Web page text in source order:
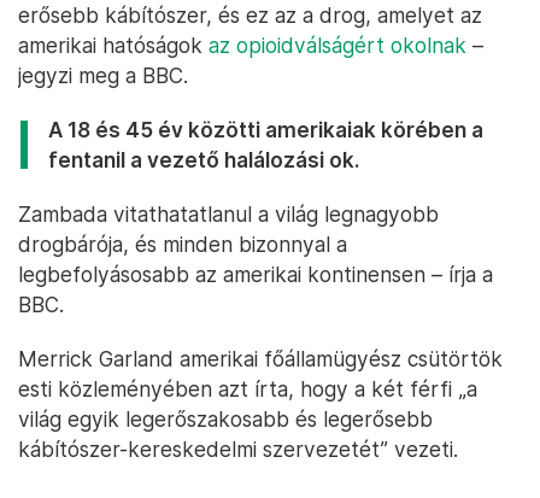
erősebb kábítószer, és ez az a drog, amelyet az
amerikai hatóságok az opioidválságért okolnak –
jegyzi meg a BBC.
A 18 és 45 év közötti amerikaiak körében a
fentanil a vezető halálozási ok.
Zambada vitathatatlanul a világ legnagyobb
drogbárója, és minden bizonnyal a
legbefolyásosabb az amerikai kontinensen – írja a
BBC.
Merrick Garland amerikai főállamügyész csütörtök
esti közleményében azt írta, hogy a két férfi „a
világ egyik legerőszakosabb és legerősebb
kábítószer-kereskedelmi szervezetét” vezeti.